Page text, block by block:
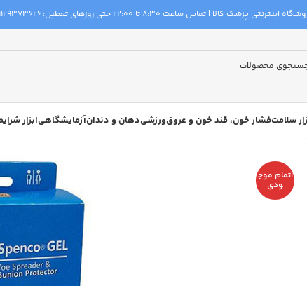
اینترنتی پزشک کالا | تماس ساعت 8:30 تا 22:00 حتی روزهای تعطیل:
سلامتفشار خون، قند خون و عروقورزشیدهان و دندانآزمایشگاهیابزار
اتمام موج
ودی